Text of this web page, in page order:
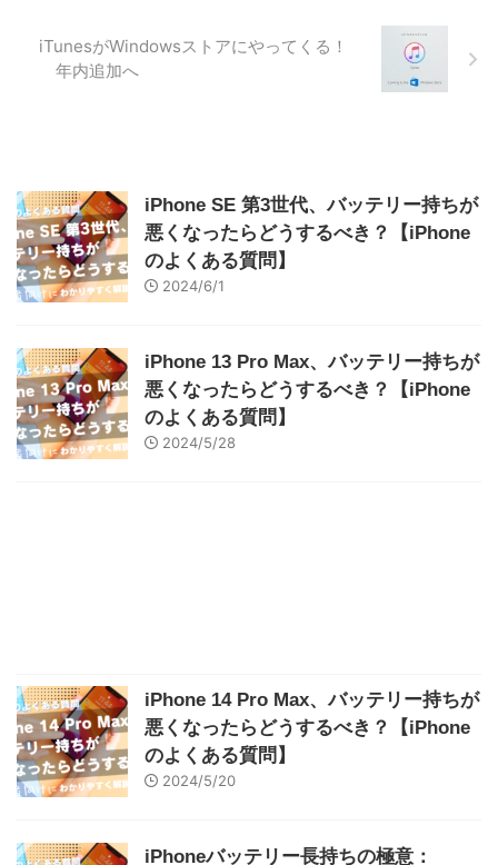
iTunesがWindowsストアにやってくる！
年内追加へ
iPhone SE 第3世代、バッテリー持ちが
悪くなったらどうするべき？【iPhone
のよくある質問】
2024/6/1
iPhone 13 Pro Max、バッテリー持ちが
悪くなったらどうするべき？【iPhone
のよくある質問】
2024/5/28
iPhone 14 Pro Max、バッテリー持ちが
悪くなったらどうするべき？【iPhone
のよくある質問】
2024/5/20
iPhoneバッテリー長持ちの極意：